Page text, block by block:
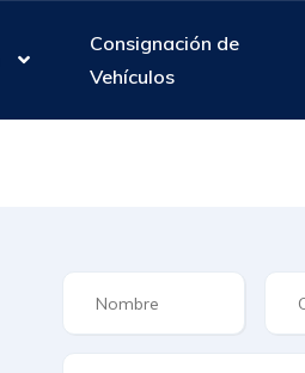
Consignación de
Vehículos